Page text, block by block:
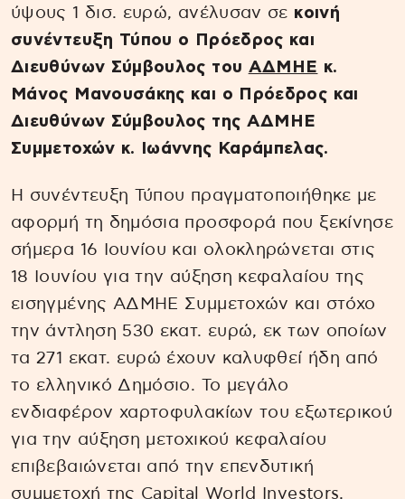
ύψους 1 δισ. ευρώ, ανέλυσαν σε κοινή
συνέντευξη Τύπου o Πρόεδρος και
Διευθύνων Σύμβουλος του ΑΔΜΗΕ κ.
Μάνος Μανουσάκης και o Πρόεδρος και
Διευθύνων Σύμβουλος της ΑΔΜΗΕ
Συμμετοχών κ. Ιωάννης Καράμπελας.
Η συνέντευξη Τύπου πραγματοποιήθηκε με
αφορμή τη δημόσια προσφορά που ξεκίνησε
σήμερα 16 Ιουνίου και ολοκληρώνεται στις
18 Ιουνίου για την αύξηση κεφαλαίου της
εισηγμένης ΑΔΜΗΕ Συμμετοχών και στόχο
την άντληση 530 εκατ. ευρώ, εκ των οποίων
τα 271 εκατ. ευρώ έχουν καλυφθεί ήδη από
το ελληνικό Δημόσιο. Το μεγάλο
ενδιαφέρον χαρτοφυλακίων του εξωτερικού
για την αύξηση μετοχικού κεφαλαίου
επιβεβαιώνεται από την επενδυτική
συμμετοχή της Capital World Investors,